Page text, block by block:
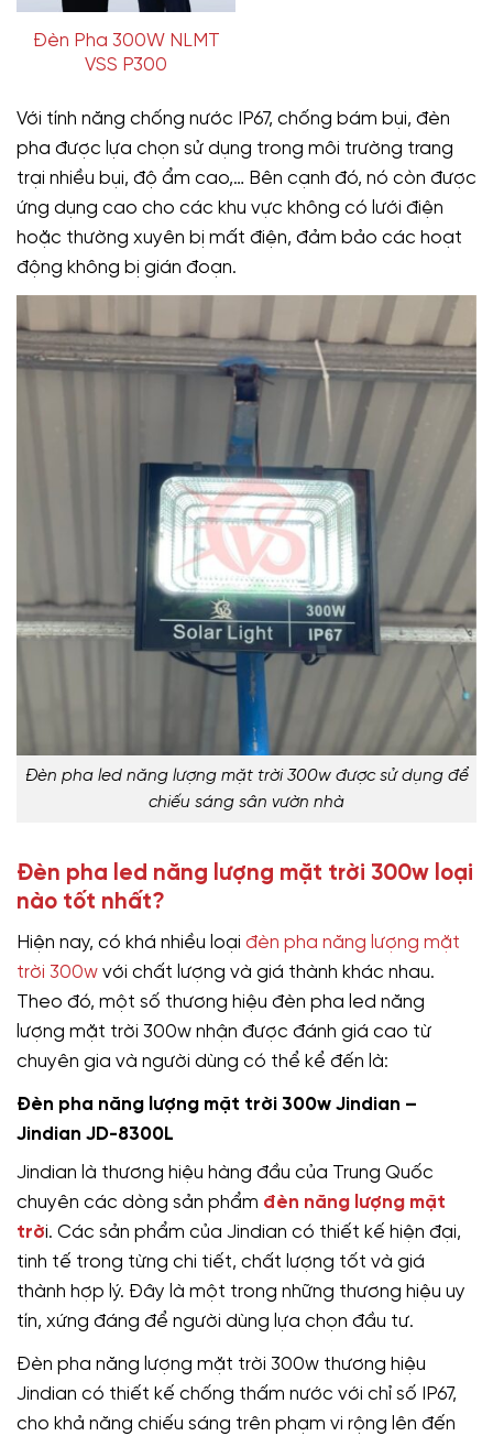
Đèn Pha 300W NLMT
VSS P300
Với tính năng chống nước IP67, chống bám bụi, đèn
pha được lựa chọn sử dụng trong môi trường trang
trại nhiều bụi, độ ẩm cao,… Bên cạnh đó, nó còn được
ứng dụng cao cho các khu vực không có lưới điện
hoặc thường xuyên bị mất điện, đảm bảo các hoạt
động không bị gián đoạn.
Đèn pha led năng lượng mặt trời 300w được sử dụng để
chiếu sáng sân vườn nhà
Đèn pha led năng lượng mặt trời 300w loại
nào tốt nhất?
Hiện nay, có khá nhiều loại đèn pha năng lượng mặt
trời 300w với chất lượng và giá thành khác nhau.
Theo đó, một số thương hiệu đèn pha led năng
lượng mặt trời 300w nhận được đánh giá cao từ
chuyên gia và người dùng có thể kể đến là:
Đèn pha năng lượng mặt trời 300w Jindian –
Jindian JD-8300L
Jindian là thương hiệu hàng đầu của Trung Quốc
chuyên các dòng sản phẩm đèn năng lượng mặt
trời. Các sản phẩm của Jindian có thiết kế hiện đại,
tinh tế trong từng chi tiết, chất lượng tốt và giá
thành hợp lý. Đây là một trong những thương hiệu uy
tín, xứng đáng để người dùng lựa chọn đầu tư.
Đèn pha năng lượng mặt trời 300w thương hiệu
Jindian có thiết kế chống thấm nước với chỉ số IP67,
cho khả năng chiếu sáng trên phạm vi rộng lên đến